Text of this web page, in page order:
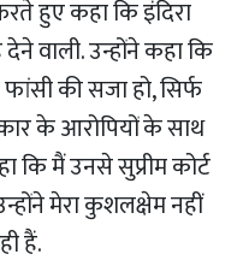
हुए कहा कि इंदिरा
वाली. उन्होंने कहा कि
की सजा हो, सिर्फ
के आरोपियों के साथ
कि मैं उनसे सुप्रीम कोर्ट
मेरा कुशलक्षेम नहीं
हैं.